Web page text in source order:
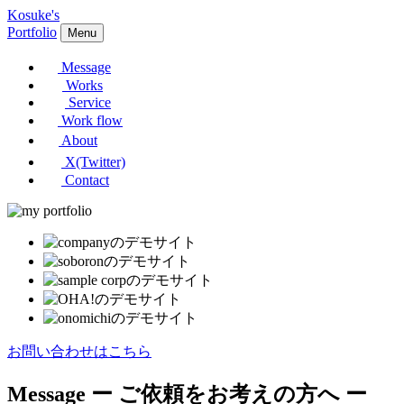
Kosuke's
Portfolio
Menu
Message
Works
Service
Work flow
About
X(Twitter)
Contact
お問い合わせはこちら
Message ー ご依頼をお考えの方へ ー